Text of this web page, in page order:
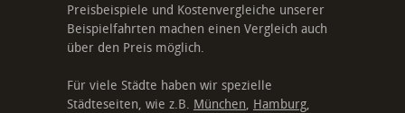
Preisbeispiele und Kostenvergleiche unserer
Beispielfahrten machen einen Vergleich auch
über den Preis möglich.
Für viele Städte haben wir spezielle
Städteseiten, wie z.B. München, Hamburg,